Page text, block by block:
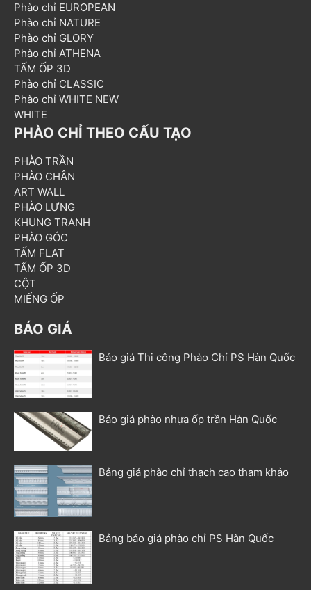
Phào chỉ EUROPEAN
Phào chỉ NATURE
Phào chỉ GLORY
Phào chỉ ATHENA
TẤM ỐP 3D
Phào chỉ CLASSIC
Phào chỉ WHITE NEW
WHITE
PHÀO CHỈ THEO CẤU TẠO
PHÀO TRẦN
PHÀO CHÂN
ART WALL
PHÀO LƯNG
KHUNG TRANH
PHÀO GÓC
TẤM FLAT
TẤM ỐP 3D
CỘT
MIẾNG ỐP
BÁO GIÁ
Báo giá Thi công Phào Chỉ PS Hàn Quốc
Báo giá phào nhựa ốp trần Hàn Quốc
Bảng giá phào chỉ thạch cao tham khảo
Bảng báo giá phào chỉ PS Hàn Quốc